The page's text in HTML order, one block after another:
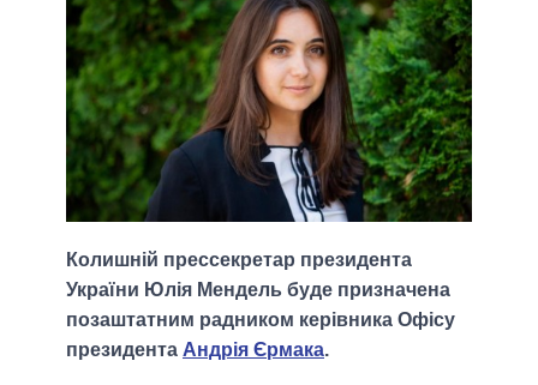
Колишній прессекретар президента
України Юлія Мендель буде призначена
позаштатним радником керівника Офісу
президента Андрія Єрмака.